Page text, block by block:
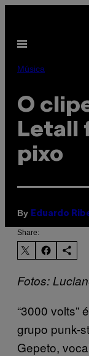
content
Open
Música
O
Letall
pixo​​
By Eduardo
Share:
Fotos:
“3000 volts”
grupo punk-
Gepeto,